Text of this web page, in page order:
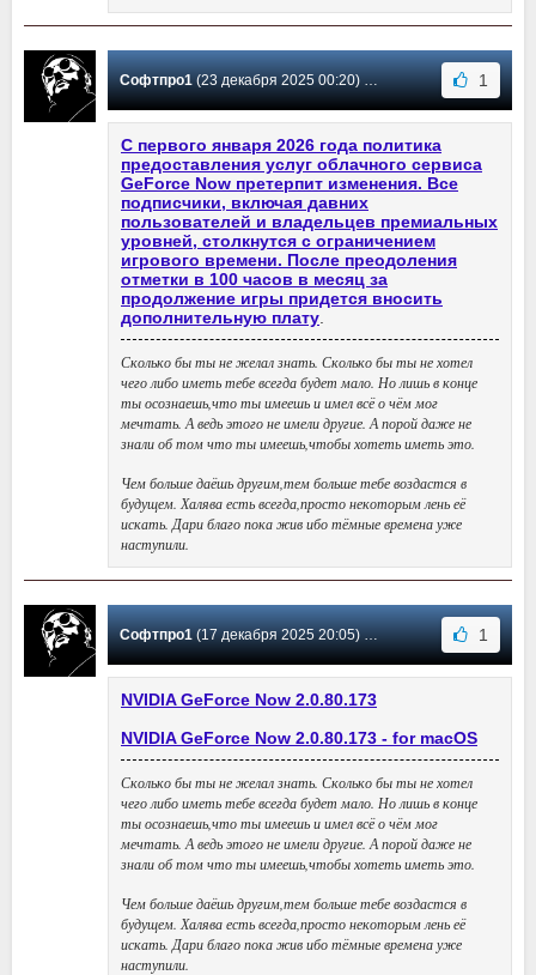
Софтпро1(23 декабря 2025 00:20) Сообщение #33 1
С первого января 2026 года политика
предоставления услуг облачного сервиса
GeForce Now претерпит изменения. Все
подписчики, включая давних
пользователей и владельцев премиальных
уровней, столкнутся с ограничением
игрового времени. После преодоления
отметки в 100 часов в месяц за
продолжение игры придется вносить
дополнительную плату
Сколько бы ты не желал знать. Сколько бы ты не хотел
чего либо иметь тебе всегда будет мало. Но лишь в конце
ты осознаешь,что ты имеешь и имел всё о чём мог
мечтать. А ведь этого не имели другие. А порой даже не
знали об том что ты имеешь,чтобы хотеть иметь это.
Чем больше даёшь другим,тем больше тебе воздастся в
будущем. Халява есть всегда,просто некоторым лень её
искать. Дари благо пока жив ибо тёмные времена уже
наступили.
Софтпро1(17 декабря 2025 20:05) Сообщение #32 1
NVIDIA GeForce Now 2.0.80.173
NVIDIA GeForce Now 2.0.80.173 - for macOS
Сколько бы ты не желал знать. Сколько бы ты не хотел
чего либо иметь тебе всегда будет мало. Но лишь в конце
ты осознаешь,что ты имеешь и имел всё о чём мог
мечтать. А ведь этого не имели другие. А порой даже не
знали об том что ты имеешь,чтобы хотеть иметь это.
Чем больше даёшь другим,тем больше тебе воздастся в
будущем. Халява есть всегда,просто некоторым лень её
искать. Дари благо пока жив ибо тёмные времена уже
наступили.